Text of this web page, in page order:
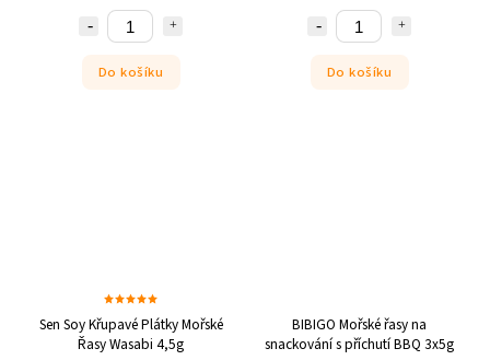
Do košíku Do košíku
Sen Soy Křupavé Plátky Mořské
Řasy Wasabi 4,5g
BIBIGO Mořské řasy na
snackování s příchutí BBQ 3x5g